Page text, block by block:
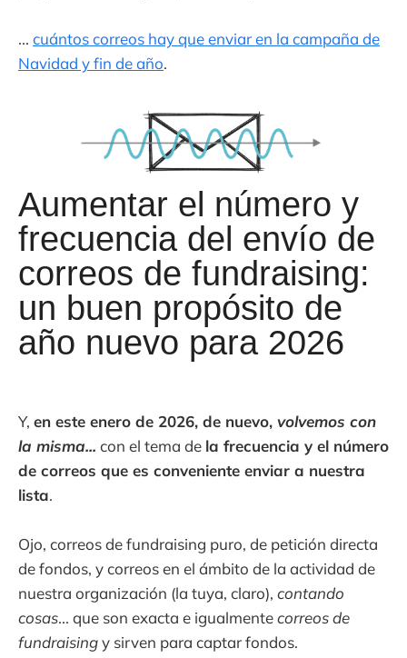
... cuántos correos hay que enviar en la campaña de
Navidad y fin de año.
Aumentar el número y
frecuencia del envío de
correos de fundraising:
un buen propósito de
año nuevo para 2026
Y, en este enero de 2026, de nuevo, volvemos con
la misma... con el tema de la frecuencia y el número
de correos que es conveniente enviar a nuestra
lista.
Ojo, correos de fundraising puro, de petición directa
de fondos, y correos en el ámbito de la actividad de
nuestra organización (la tuya, claro), contando
cosas... que son exacta e igualmentecorreos de
fundraisingy sirven para captar fondos.